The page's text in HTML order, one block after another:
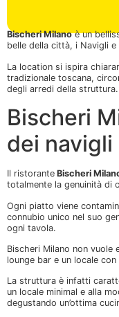
Bischeri Milanoè un
belle della città, i Navigli
La location si ispira
tradizionale toscana,
degli arredi della struttura.
Bischeri
dei navigli
Il ristorante Bischeri
totalmente la genuinità di
Ogni piatto viene
connubio unico nel suo
ogni tavola.
Bischeri Milano non vuole
lounge bar e un locale
La struttura è infatti
un locale minimal e alla
degustando un’ottima